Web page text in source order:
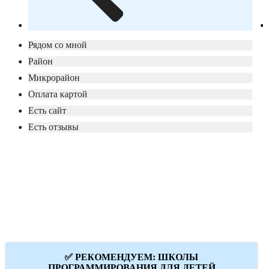
Рядом со мной
Район
Микрорайон
Оплата картой
Есть сайт
Есть отзывы
✅ РЕКОМЕНДУЕМ: ШКОЛЫ